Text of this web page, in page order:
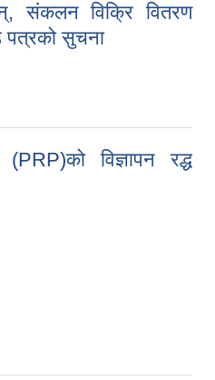
संकलन विक्रि वितरण
पत्रको सुचना
विज्ञापन रद्ध